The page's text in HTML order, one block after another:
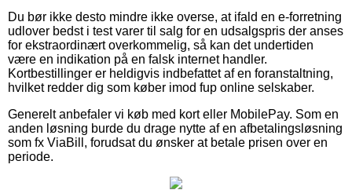
Du bør ikke desto mindre ikke overse, at ifald en e-forretning
udlover bedst i test varer til salg for en udsalgspris der anses
for ekstraordinært overkommelig, så kan det undertiden
være en indikation på en falsk internet handler.
Kortbestillinger er heldigvis indbefattet af en foranstaltning,
hvilket redder dig som køber imod fup online selskaber.
Generelt anbefaler vi køb med kort eller MobilePay. Som en
anden løsning burde du drage nytte af en afbetalingsløsning
som fx ViaBill, forudsat du ønsker at betale prisen over en
periode.